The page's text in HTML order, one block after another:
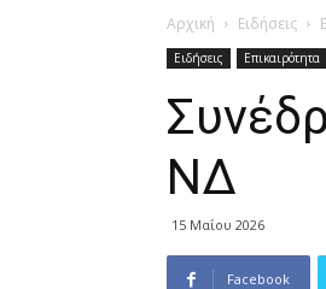
Αρχική Ειδήσεις
Ειδήσεις Επικαιρότητα
ΝΔ
15 Μαΐου 2026
Facebook